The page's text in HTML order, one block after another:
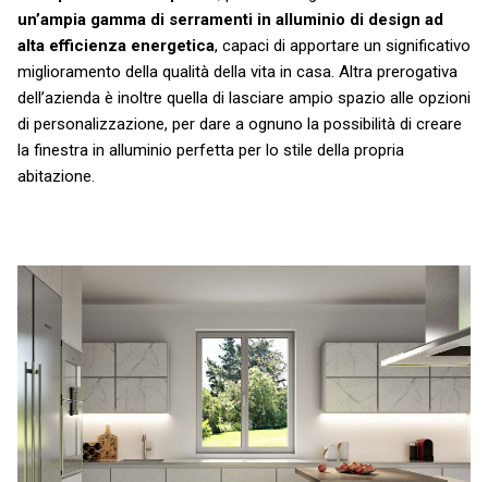
un’ampia gamma di serramenti in alluminio di design ad
alta efficienza energetica, capaci di apportare un significativo
miglioramento della qualità della vita in casa. Altra prerogativa
dell’azienda è inoltre quella di lasciare ampio spazio alle opzioni
di personalizzazione, per dare a ognuno la possibilità di creare
la finestra in alluminio perfetta per lo stile della propria
abitazione.